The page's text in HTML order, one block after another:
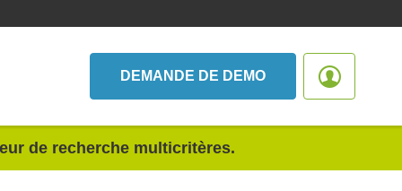
DEMANDE DE DEMO
de recherche multicritères.